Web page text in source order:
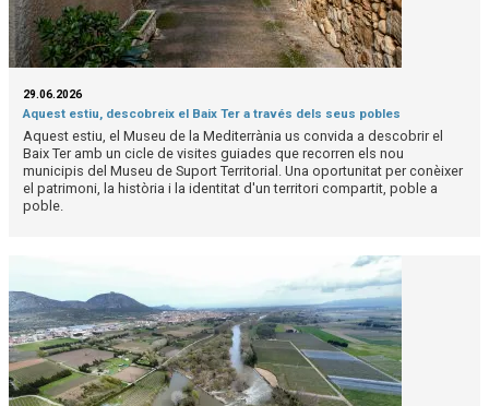
29.06.2026
Aquest estiu, descobreix el Baix Ter a través dels seus pobles
Aquest estiu, el Museu de la Mediterrània us convida a descobrir el
Baix Ter amb un cicle de visites guiades que recorren els nou
municipis del Museu de Suport Territorial. Una oportunitat per conèixer
el patrimoni, la història i la identitat d'un territori compartit, poble a
poble.